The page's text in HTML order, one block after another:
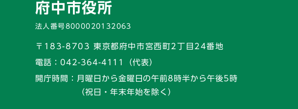
府中市役所
法人番号8000020132063
〒183-8703 東京都府中市宮西町2丁目24番地
電話： 042-364-4111（代表）
開庁時間：
月曜日から金曜日の午前8時半から午後5時
（祝日・年末年始を除く）